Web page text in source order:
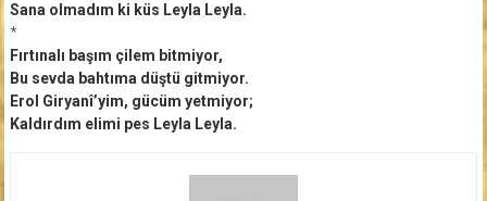
Sana olmadım ki küs Leyla Leyla.
*
Fırtınalı başım çilem bitmiyor,
Bu sevda bahtıma düştü gitmiyor.
Erol Giryanî’yim, gücüm yetmiyor;
Kaldırdım elimi pes Leyla Leyla.